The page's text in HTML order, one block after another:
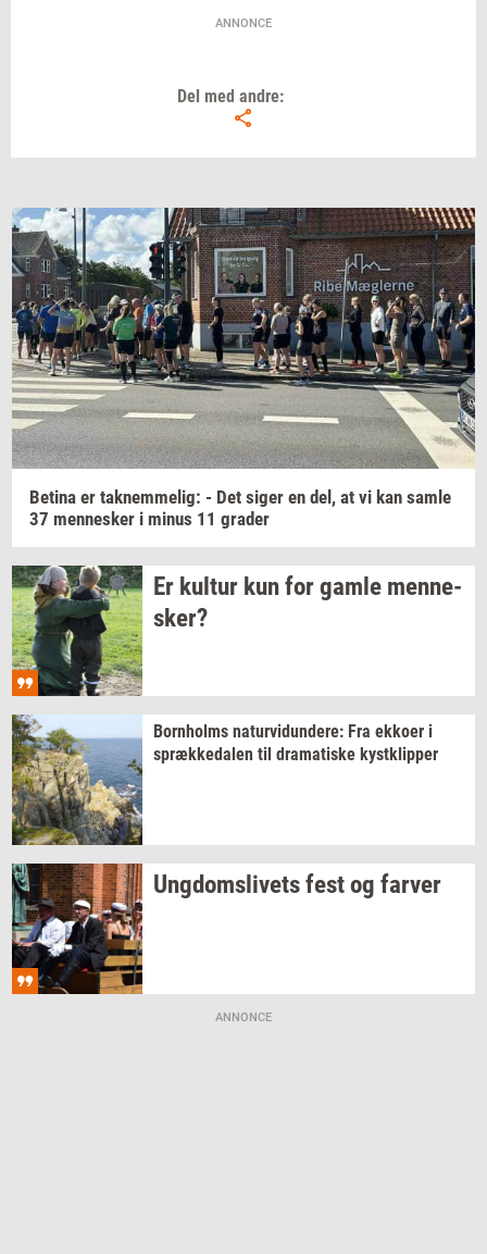
brofast forbindelse har mulighed for at
nominere sig selv til Årets Ø.
ANNONCE
Del med andre:
Be­ti­na er tak­nem­me­lig: - Det siger en del, at vi kan samle
37 men­ne­sker i minus 11 gra­der
Er kul­tur kun for gamle men­ne­
sker?
Born­holms na­tur­vi­dun­de­re: Fra ek­ko­er i
spræk­ke­da­len til dra­ma­ti­ske kyst­klip­per
Ung­doms­li­vetsfest og far­ver
ANNONCE